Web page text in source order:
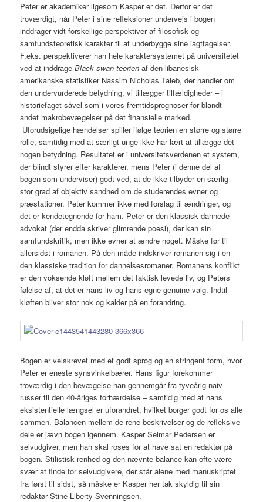
Peter er akademiker ligesom Kasper er det. Derfor er det
troværdigt, når Peter i sine refleksioner undervejs i bogen
inddrager vidt forskellige perspektiver af filosofisk og
samfundsteoretisk karakter til at underbygge sine iagttagelser.
F.eks. perspektiverer han hele karaktersystemet på universitetet
ved at inddrageBlack swan-teorienaf den libanesisk-
amerikanske statistiker Nassim Nicholas Taleb, der handler om
den undervurderede betydning, vi tillægger tilfældigheder – i
historiefaget såvel som i vores fremtidsprognoser for blandt
andet makrobevægelser på det finansielle marked.
Uforudsigelige hændelser spiller ifølge teorien en større og større
rolle, samtidig med at særligt unge ikke har lært at tillægge det
nogen betydning. Resultatet er i universitetsverdenen et system,
der blindt styrer efter karakterer, mens Peter (i denne del af
bogen som underviser) godt ved, at de ikke tilbyder en særlig
stor grad af objektiv sandhed om de studerendes evner og
præstationer. Peter kommer ikke med forslag til ændringer, og
det er kendetegnende for ham. Peter er den klassisk dannede
advokat (der endda skriver glimrende poesi), der kan sin
samfundskritik, men ikke evner at ændre noget. Måske før til
allersidst i romanen. På den måde indskriver romanen sig i en
den klassiske tradition for dannelsesromaner. Romanens konflikt
er den voksende kløft mellem det faktisk levede liv, og Peters
følelse af, at det er hans liv og hans egne genuine valg. Indtil
kløften bliver stor nok og kalder på en forandring.
Bogen er velskrevet med et godt sprog og en stringent form, hvor
Peter er eneste synsvinkelbærer. Hans figur forekommer
troværdig i den bevægelse han gennemgår fra tyveårig naiv
russer til den 40-åriges forhærdelse – samtidig med at hans
eksistentielle længsel er uforandret, hvilket borger godt for os alle
sammen. Balancen mellem de rene beskrivelser og de refleksive
dele er jævn bogen igennem. Kasper Selmar Pedersen er
selvudgiver, men han skal roses for at have sat en redaktør på
bogen. Stilistisk renhed og den nævnte balance kan ofte være
svær at finde for selvudgivere, der står alene med manuskriptet
fra først til sidst, så måske er Kasper her tak skyldig til sin
redaktør Stine Liberty Svenningsen.